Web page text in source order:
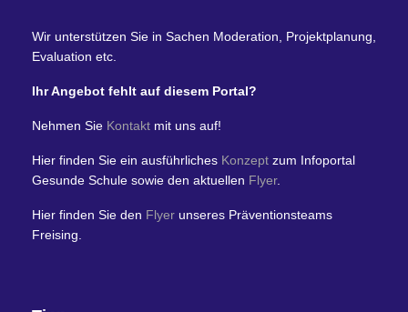
Wir unterstützen Sie in Sachen Moderation, Projektplanung,
Evaluation etc.
Ihr Angebot fehlt auf diesem Portal?
Nehmen Sie Kontakt mit uns auf!
Hier finden Sie ein ausführliches Konzept zum Infoportal
Gesunde Schule sowie den aktuellen Flyer.
Hier finden Sie den Flyer unseres Präventionsteams
Freising.